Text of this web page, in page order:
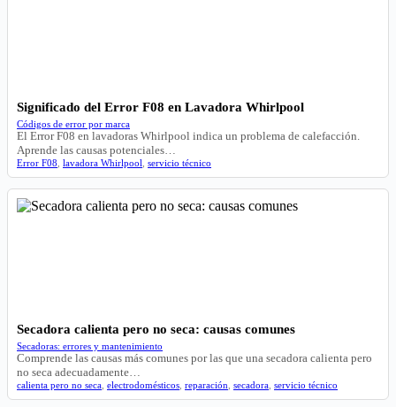
Significado del Error F08 en Lavadora Whirlpool
Códigos de error por marca
El Error F08 en lavadoras Whirlpool indica un problema de calefacción.
Aprende las causas potenciales…
Error F08 lavadora Whirlpool servicio técnico
Secadora calienta pero no seca: causas comunes
Secadoras: errores y mantenimiento
Comprende las causas más comunes por las que una secadora calienta pero
no seca adecuadamente…
calienta pero no seca electrodomésticos reparación secadora servicio técnico